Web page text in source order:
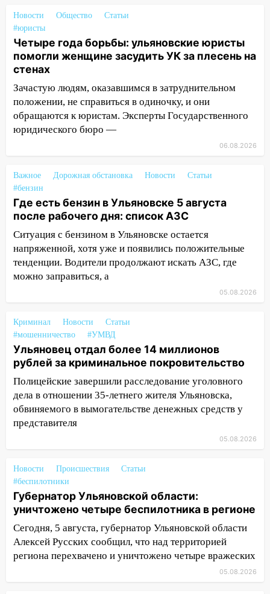
06:10
Двое мигрантов изнасиловали 13-
летнюю девочку в центре Ульяновска
06:00 Мертвеца выкопали, посадили в
мешок и попытались утопить в Волге
опасный день августа: что ждет каждый
знак 5 августа
04.08.2026
22:33
Прокуратура проверяет
спортивные объекты в Старой Майне
21:01 Ульяновцев приглашают сдать
кровь: День донора пройдёт 6 августа
20:17 Ульяновская область девятую
неделю подряд удерживает самые
низкие цены на подсолнечное масло
молока
18:20 В Ульяновской области до конца
года благоустроят 20 родников
17:27 В Ульяновской области 114 детей-
сирот получили жильё с начала года
16:43 Дорожный сезон перевалил за
экватор: в Ульяновской области
обновили половину региональных трасс
16:31
В Ульяновской области
капитально отремонтируют 101
многоквартирный дом
16:30 Прогноз погоды в Ульяновской
области на 5 августа
16:20 В Сурском районе сёла оказались
не защищены от лесных пожаров
Новости Общество
Статьи
#юристы
Четыре года борьбы: ульяновские юристы
помогли женщине засудить УК за плесень на
стенах
Зачастую людям, оказавшимся в затруднительном
положении, не справиться в одиночку, и они
обращаются к юристам. Эксперты Государственного
юридического бюро —
06.08.2026
Важное Дорожная обстановка Новости
Статьи
#бензин
Где есть бензин в Ульяновске 5 августа
после рабочего дня: список АЗС
Ситуация с бензином в Ульяновске остается
напряженной, хотя уже и появились положительные
тенденции. Водители продолжают искать АЗС, где
можно заправиться, а
05.08.2026
Криминал Новости
Статьи
#мошенничество
#УМВД
Ульяновец отдал более 14 миллионов
рублей за криминальное покровительство
Полицейские завершили расследование уголовного
дела в отношении 35-летнего жителя Ульяновска,
обвиняемого в вымогательстве денежных средств у
представителя
05.08.2026
Новости Происшествия
Статьи
#беспилотники
Губернатор Ульяновской области:
уничтожено четыре беспилотника в регионе
Сегодня, 5 августа, губернатор Ульяновской области
Алексей Русских сообщил, что над территорией
региона перехвачено и уничтожено четыре вражеских
05.08.2026